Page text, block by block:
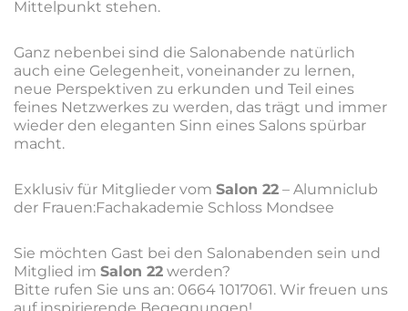
Mittelpunkt stehen.
Ganz nebenbei sind die Salonabende natürlich
auch eine Gelegenheit, voneinander zu lernen,
neue Perspektiven zu erkunden und Teil eines
feines Netzwerkes zu werden, das trägt und immer
wieder den eleganten Sinn eines Salons spürbar
macht.
Exklusiv für Mitglieder vom Salon 22 – Alumniclub
der Frauen:Fachakademie Schloss Mondsee
Sie möchten Gast bei den Salonabenden sein und
Mitglied im Salon 22 werden?
Bitte rufen Sie uns an: 0664 1017061. Wir freuen uns